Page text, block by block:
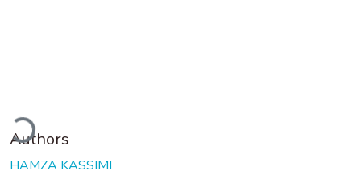
Authors
HAMZA KASSIMI